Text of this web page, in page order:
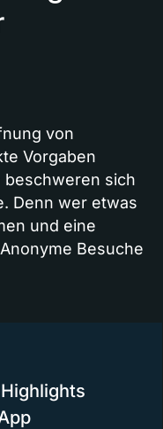
von
Vorgaben
beschweren sich
Denn wer etwas
und eine
Besuche